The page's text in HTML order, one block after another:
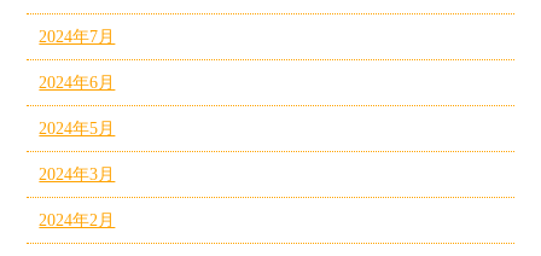
2024年7月
2024年6月
2024年5月
2024年3月
2024年2月